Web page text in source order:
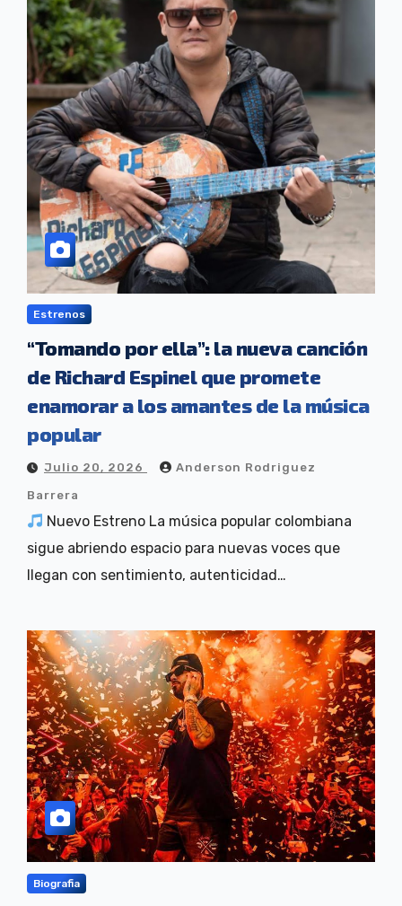
Estrenos
“Tomando por ella”: la nueva canción
de Richard Espinel que promete
enamorar a los amantes de la música
popular
Julio 20, 2026 Anderson Rodriguez
Barrera
Nuevo Estreno La música popular colombiana
sigue abriendo espacio para nuevas voces que
llegan con sentimiento, autenticidad…
Biografia